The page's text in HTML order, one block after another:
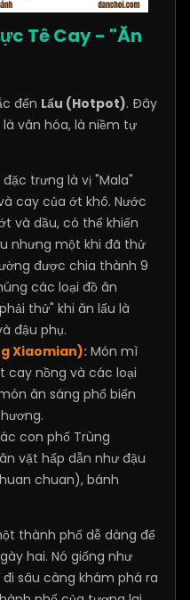
Tê Cay - "Ăn
đến Lẩu (Hotpot). Đây
văn hóa, là niềm tự
trưng là vị "Mala"
cay của ớt khô. Nước
và dầu, có thể khiến
nhưng một khi đã thử
được chia thành 9
các loại đồ ăn
thử" khi ăn lẩu là
đậu phụ.
Xiaomian): Món mì
cay nồng và các loại
ăn sáng phổ biến
con phố Trùng
vặt hấp dẫn như đậu
chuan), bánh
thành phố dễ dàng để
hai. Nó giống như
sâu càng khám phá ra